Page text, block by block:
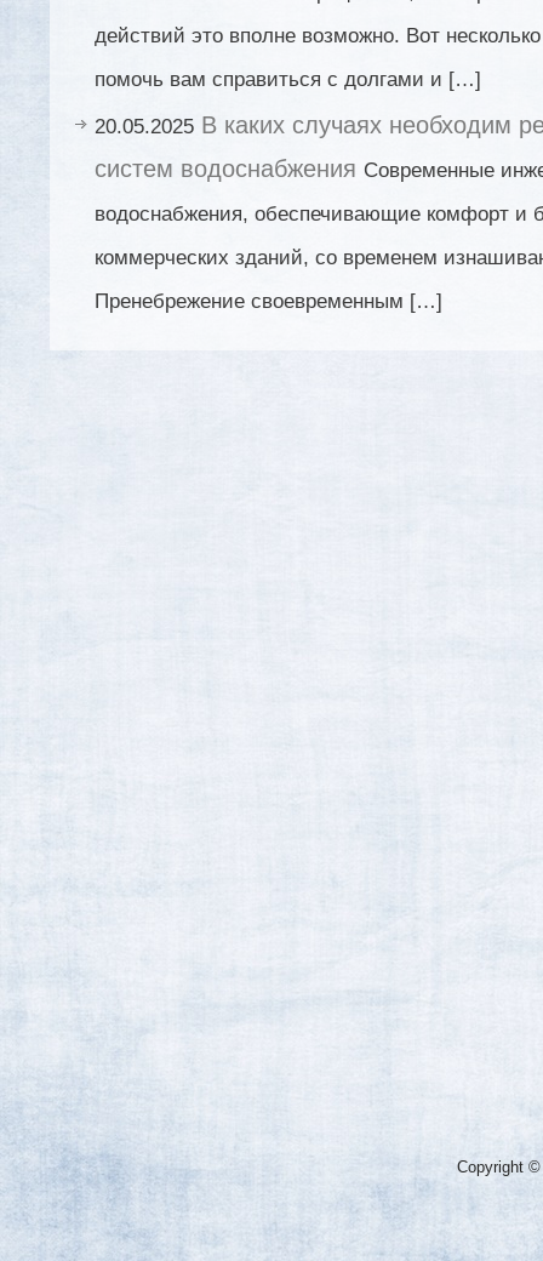
действий это вполне возможно. Вот
помочь вам справиться с долгами и […]
20.05.2025 В каких случаях необходим
систем водоснабжения Современные
водоснабжения, обеспечивающие комфорт и
коммерческих зданий, со временем
Пренебрежение своевременным […]
Copyright ©